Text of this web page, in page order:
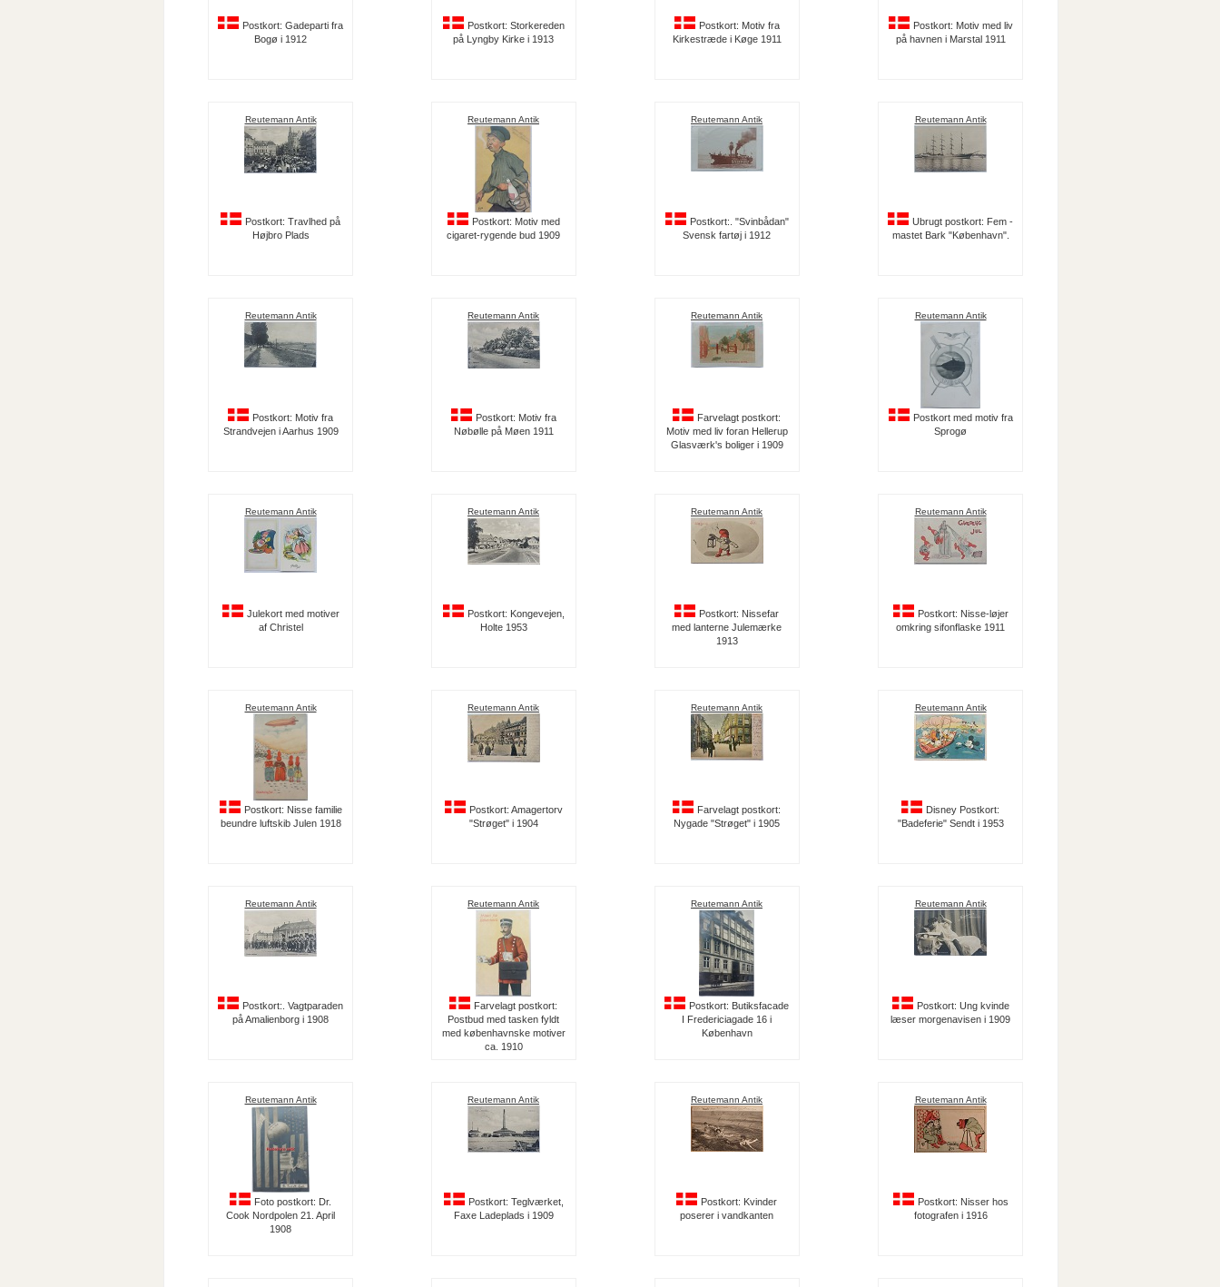
Postkort: Gadeparti fra
Bogø i 1912
Postkort: Storkereden
på Lyngby Kirke i 1913
Postkort: Motiv fra
Kirkestræde i Køge 1911
Postkort: Motiv med liv
på havnen i Marstal 1911
Reutemann Antik
Postkort: Travlhed på
Højbro Plads
Reutemann Antik
Postkort: Motiv med
cigaret-rygende bud 1909
Reutemann Antik
Postkort:. "Svinbådan"
Svensk fartøj i 1912
Reutemann Antik
Ubrugt postkort: Fem -
mastet Bark "København".
Reutemann Antik
Postkort: Motiv fra
Strandvejen i Aarhus 1909
Reutemann Antik
Postkort: Motiv fra
Nøbølle på Møen 1911
Reutemann Antik
Farvelagt postkort:
Motiv med liv foran Hellerup
Glasværk's boliger i 1909
Reutemann Antik
Postkort med motiv fra
Sprogø
Reutemann Antik
Julekort med motiver
af Christel
Reutemann Antik
Postkort: Kongevejen,
Holte 1953
Reutemann Antik
Postkort: Nissefar
med lanterne Julemærke
1913
Reutemann Antik
Postkort: Nisse-løjer
omkring sifonflaske 1911
Reutemann Antik
Postkort: Nisse familie
beundre luftskib Julen 1918
Reutemann Antik
Postkort: Amagertorv
"Strøget" i 1904
Reutemann Antik
Farvelagt postkort:
Nygade "Strøget" i 1905
Reutemann Antik
Disney Postkort:
"Badeferie" Sendt i 1953
Reutemann Antik
Postkort:. Vagtparaden
på Amalienborg i 1908
Reutemann Antik
Farvelagt postkort:
Postbud med tasken fyldt
med københavnske motiver
ca. 1910
Reutemann Antik
Postkort: Butiksfacade
I Fredericiagade 16 i
København
Reutemann Antik
Postkort: Ung kvinde
læser morgenavisen i 1909
Reutemann Antik
Foto postkort: Dr.
Cook Nordpolen 21. April
1908
Reutemann Antik
Postkort: Teglværket,
Faxe Ladeplads i 1909
Reutemann Antik
Postkort: Kvinder
poserer i vandkanten
Reutemann Antik
Postkort: Nisser hos
fotografen i 1916